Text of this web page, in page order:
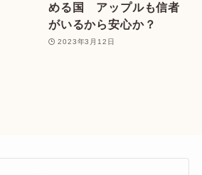
める国 アップルも信者
がいるから安心か？
2023年3月12日